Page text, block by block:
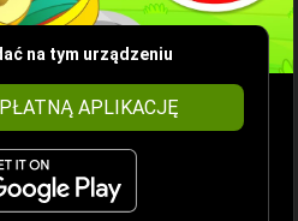
na tym urządzeniu
APLIKACJĘ